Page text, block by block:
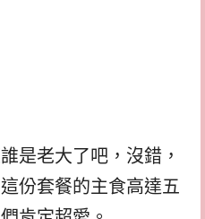
是老大了吧，沒錯，
份套餐的主食高達五